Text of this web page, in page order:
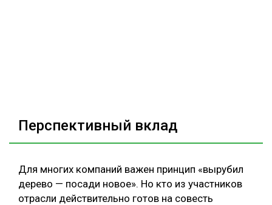
Перспективный вклад
Для многих компаний важен принцип «вырубил
дерево — посади новое». Но кто из участников
отрасли действительно готов на совесть